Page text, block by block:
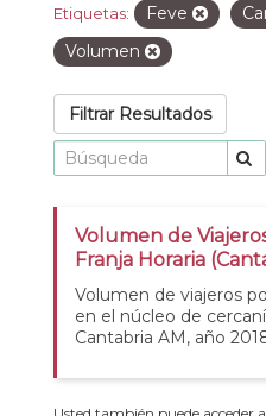
Etiquetas: Feve
Volumen
Filtrar Resultados
Volumen de
Franja Horaria
Volumen de viajeros
en el núcleo de
Cantabria AM, año